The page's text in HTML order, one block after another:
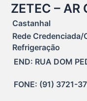
ZETEC – AR
Castanhal
Rede
Refrigeração
END: RUA DOM
FONE: (91) 3721-